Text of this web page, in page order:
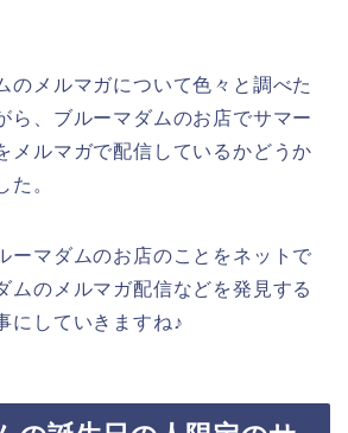
のメルマガについて色々と調べた
ら、ブルーマダムのお店でサマー
メルマガで配信しているかどうか
た。
ーマダムのお店のことをネットで
ムのメルマガ配信などを発見する
にしていきますね♪